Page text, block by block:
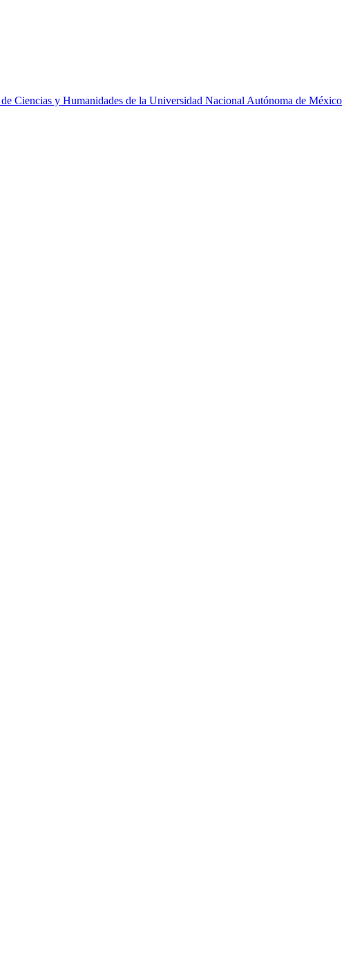
Ciencias y Humanidades de la Universidad Nacional Autónoma de México